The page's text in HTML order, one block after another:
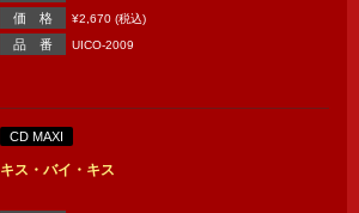
価 格 ¥2,670 (税込)
品 番 UICO-2009
CD MAXI
キス・バイ・キス